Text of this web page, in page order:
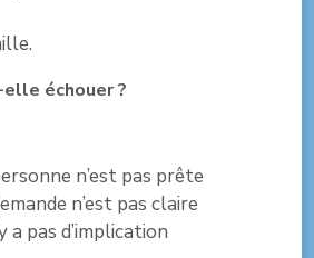
échouer ?
n’est pas prête
n’est pas claire
a pas d’implication